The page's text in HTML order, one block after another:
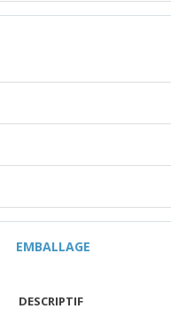
EMBALLAGE
DESCRIPTIF